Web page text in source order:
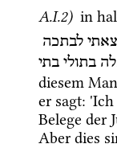
A.I.2) in
לבתכה
בתולי בתי
diesem
er sagt:
Belege der
Aber dies